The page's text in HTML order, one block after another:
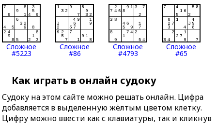
Сложное
#5223
Сложное
#86
Сложное
#4793
Сложное
#65
Как играть в онлайн судоку
Судоку на этом сайте можно решать онлайн. Цифра
добавляется в выделенную жёлтым цветом клетку.
Цифру можно ввести как с клавиатуры, так и кликнув